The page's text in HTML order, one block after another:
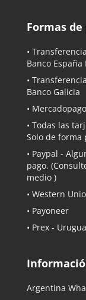
Formas de
•
Banco España
•
Banco Galicia
• Mercadopago
• Todas las
Solo de forma
• Paypal -
pago.
medio )
• Western
• Payoneer
• Prex -
Argentina